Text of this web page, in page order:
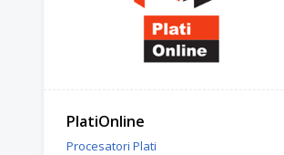
PlatiOnline
Procesatori Plati